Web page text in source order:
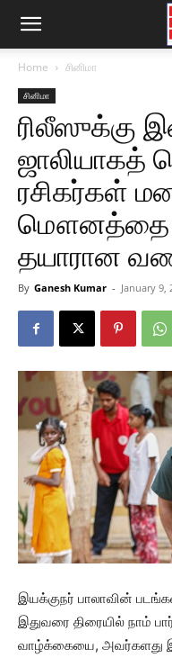
Home சினிமா
சினிமா
ரிலீஸுக்கு
ஜாலியாகத்
ரசிகர்கள்
மௌனத்தை
தயாரான
By Ganesh Kumar - January 9,
இயக்குநர் பாலாவின்
இதுவரை திரையில் நாம்
வாழ்க்கையை, அவர்களது